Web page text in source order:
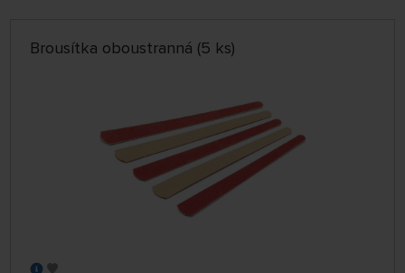
64 NA STRÁNCE
Brousítka oboustranná (5 ks)